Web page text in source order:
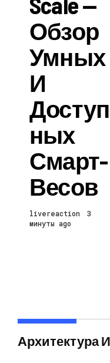
Обзор
Умных
И
Доступ
Ных
Смарт-
Весов
livereaction
3
минуты ago
Архитектура